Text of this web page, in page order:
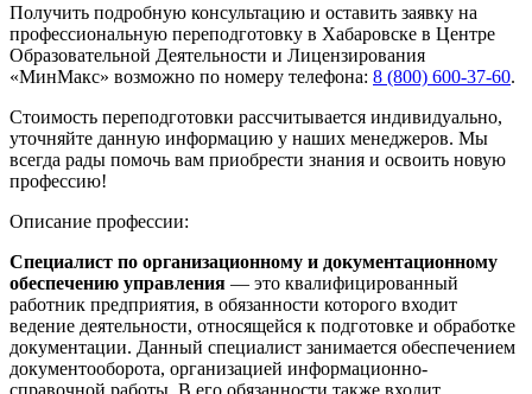
Получить подробную консультацию и оставить заявку на
профессиональную переподготовку в Хабаровске в Центре
Образовательной Деятельности и Лицензирования
«МинМакс» возможно по номеру телефона: 8 (800) 600-37-60.
Стоимость переподготовки рассчитывается индивидуально,
уточняйте данную информацию у наших менеджеров. Мы
всегда рады помочь вам приобрести знания и освоить новую
профессию!
Описание профессии:
Специалист по организационному и документационному
обеспечению управления — это квалифицированный
работник предприятия, в обязанности которого входит
ведение деятельности, относящейся к подготовке и обработке
документации. Данный специалист занимается обеспечением
документооборота, организацией информационно-
справочной работы. В его обязанности также входит